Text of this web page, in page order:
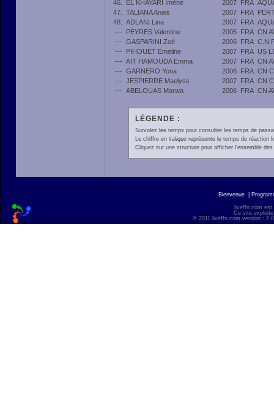
46.
EL KHAYARI Imène 2007 FRA
47.
TALIANA Anais 2007 FRA
48.
ADLANI Lina 2007 FRA
---
PEYRES Valentine 2005 FRA CN
--- GASPARINI Zoé 2006 FRA
---
PIHOUET Emeline 2007 FRA US
--- AIT HAMOUDA Emma 2007 FRA CN
--- GARNERO Yona 2006 FRA CN
--- JESPIERRE Maelyss 2007 FRA CN
--- ABELOUAS Marwa 2006 FRA CN
LÉGENDE :
Survolez les temps pour consulter les temps de
Le chiffre en italiquereprésente le temps de réaction
Cliquez sur une structure pour afficher l'ensemble
Bienvenue
liveffn.com est
Ce site
© 2011 liveffn.com version :